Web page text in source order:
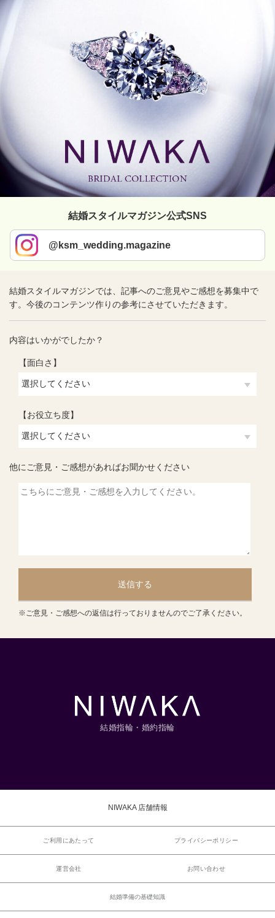
結婚スタイルマガジン公式SNS
@ksm_wedding.magazine
結婚スタイルマガジンでは、記事へのご意見やご感想を募集中で
す。今後のコンテンツ作りの参考にさせていただきます。
内容はいかがでしたか？
【面白さ】
【お役立ち度】
他にご意見・ご感想があればお聞かせください
送信する
※ご意見・ご感想への返信は行っておりませんのでご了承ください。
結婚指輪・婚約指輪
NIWAKA 店舗情報
ご利用にあたって プライバシーポリシー
運営会社 お問い合わせ
結婚準備の基礎知識